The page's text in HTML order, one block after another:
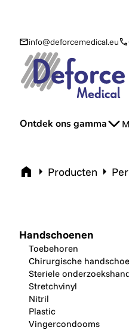
Voor uw aanvraag van
info@deforcemedical.eu
Ontdek ons gamma
Home Producten
Handschoenen
Toebehoren
Chirurgische
Steriele
Stretchvinyl
Nitril
Plastic
Vingercondooms